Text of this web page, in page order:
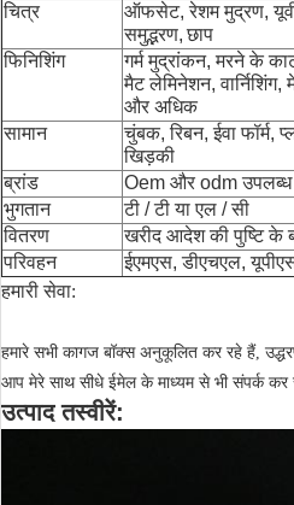
चित्र
ऑफसेट, रेशम मुद्रण, यूवी
समुद्भरण, छाप
फिनिशिंग
गर्म मुद्रांकन, मरने के
मैट लेमिनेशन,
और अधिक
सामान
चुंबक, रिबन, ईवा फॉर्म,
खिड़की
ब्रांड
Oem और odm उपलब्ध
भुगतान
टी / टी या एल / सी
वितरण
खरीद आदेश की पुष्टि के
परिवहन
ईएमएस, डीएचएल,
हमारी सेवा:
हमारे सभी कागज बॉक्स अनुकूलित कर रहे हैं,
आप मेरे साथ सीधे ईमेल के माध्यम से भी संपर्क
उत्पाद तस्वीरें: